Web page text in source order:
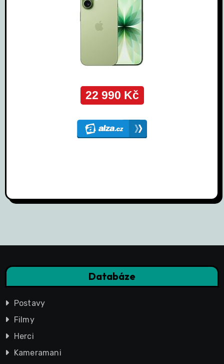
Databáze
Postavy
Filmy
Herci
Kameramani